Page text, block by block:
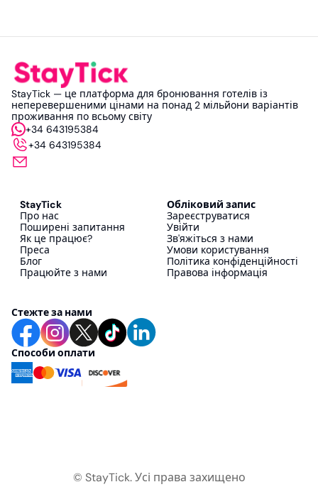
StayTick — це платформа для бронювання готелів із
неперевершеними цінами на понад 2 мільйони варіантів
проживання по всьому світу
+34 643195384
+34 643195384
StayTick
Про нас
Поширені запитання
Як це працює?
Преса
Блог
Працюйте з нами
Обліковий запис
Зареєструватися
Увійти
Зв'яжіться з нами
Умови користування
Політика конфіденційності
Правова інформація
Стежте за нами
Способи оплати
© StayTick.Усі права захищено